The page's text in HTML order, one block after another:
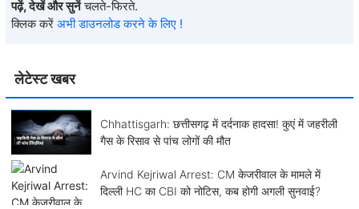
लेटेस्ट खबर
Chhattisgarh: छत्तीसगढ़ में दर्दनाक हादसा! कुएं में जहरीली
गैस के रिसाव से पांच लोगों की मौत
Arvind Kejriwal Arrest: CM केजरीवाल के मामले में
दिल्ली HC का CBI को नोटिस, कब होगी अगली सुनवाई?
पढ़ें, देखें और सुनें चलते-फिरते.
क्लिक करें अभी डाउनलोड करने के लिए !